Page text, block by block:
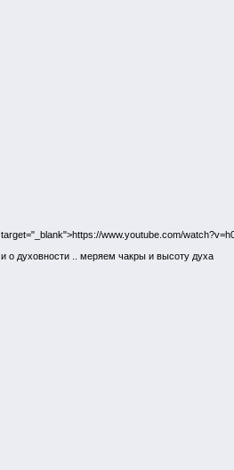
target="_blank">https://www.youtube.com/
и о духовности .. меряем чакры и высоту духа